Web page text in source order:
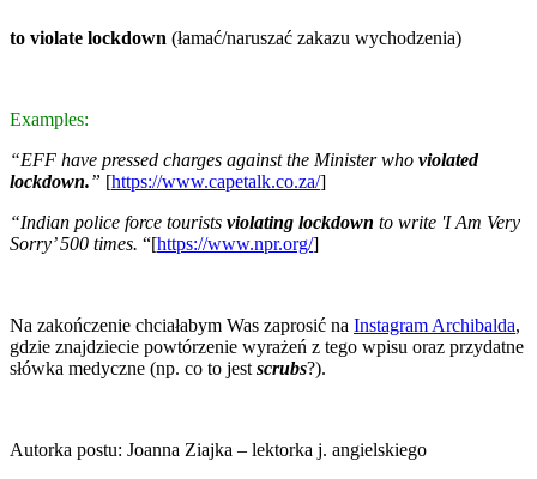
to violate lockdown (łamać/naruszać zakazu wychodzenia)
Examples:
“EFF have pressed charges against the Minister who violated
lockdown.” [https://www.capetalk.co.za/]
“Indian police force tourists violating lockdown to write 'I Am Very
Sorry’ 500 times. “[https://www.npr.org/]
Na zakończenie chciałabym Was zaprosić na Instagram Archibalda,
gdzie znajdziecie powtórzenie wyrażeń z tego wpisu oraz przydatne
słówka medyczne (np. co to jest scrubs?).
Autorka postu: Joanna Ziajka – lektorka j. angielskiego